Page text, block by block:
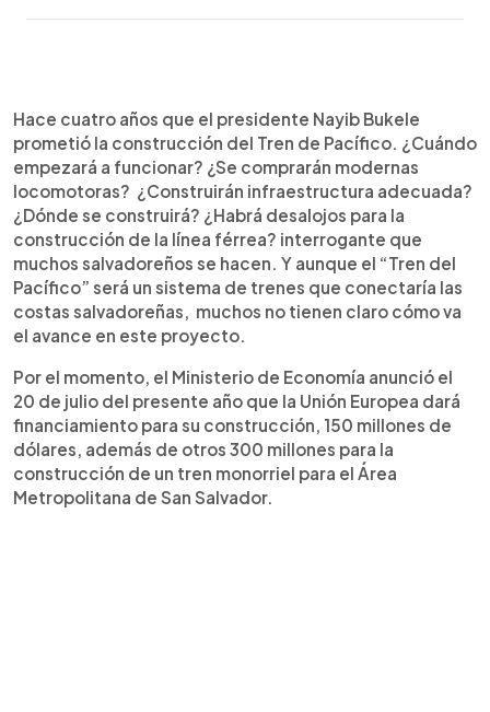
Escuchar artículo
Hace cuatro años que el presidente Nayib Bukele
prometió la construcción del Tren de Pacífico. ¿Cuándo
empezará a funcionar? ¿Se comprarán modernas
locomotoras? ¿Construirán infraestructura adecuada?
¿Dónde se construirá? ¿Habrá desalojos para la
construcción de la línea férrea? interrogante que
muchos salvadoreños se hacen. Y aunque el “Tren del
Pacífico” será un sistema de trenes que conectaría las
costas salvadoreñas, muchos no tienen claro cómo va
el avance en este proyecto.
Por el momento, el Ministerio de Economía anunció el
20 de julio del presente año que la Unión Europea dará
financiamiento para su construcción, 150 millones de
dólares, además de otros 300 millones para la
construcción de un tren monorriel para el Área
Metropolitana de San Salvador.